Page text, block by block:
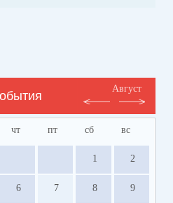
Август
чт пт сб вс
1 2
6 7 8 9